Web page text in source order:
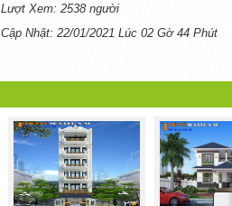
Lượt Xem: 2538 người
Cập Nhật: 22/01/2021 Lúc 02 Gờ 44 Phút